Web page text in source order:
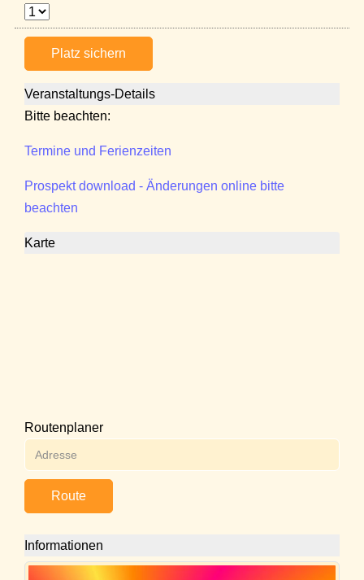
Platz sichern
Veranstaltungs-Details
Bitte beachten:
Termine und Ferienzeiten
Prospekt download - Änderungen online bitte
beachten
Karte
Routenplaner
Route
Informationen